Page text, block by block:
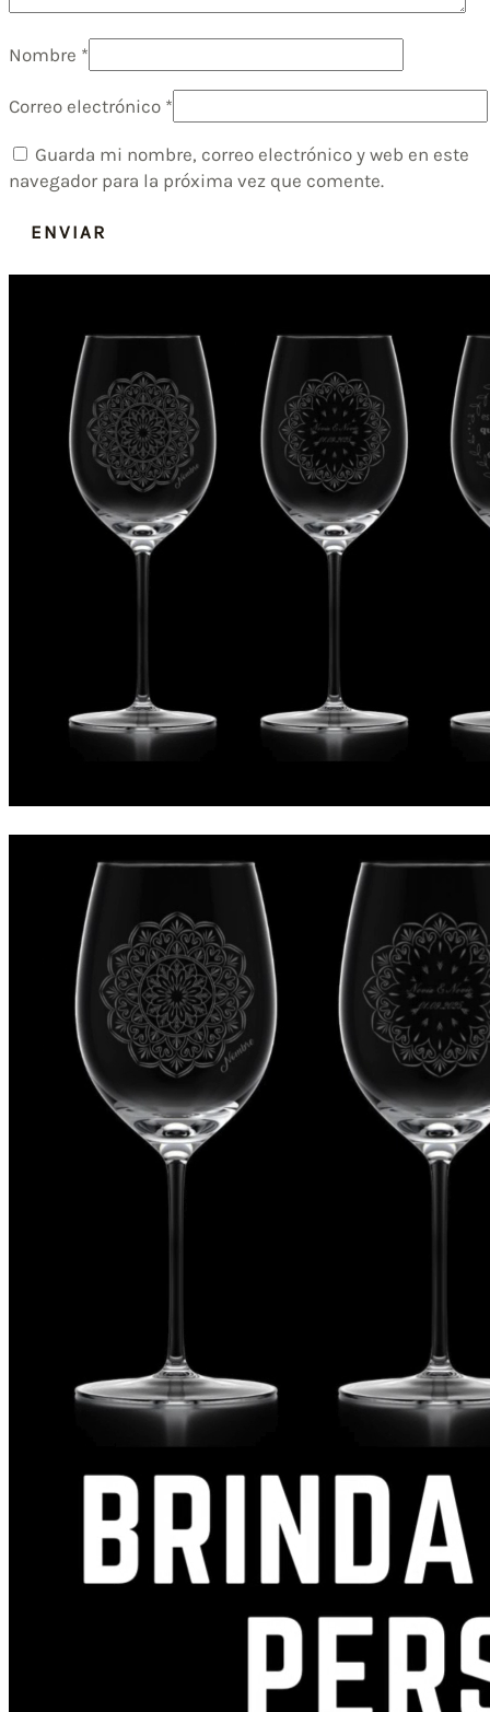
Nombre *
Correo electrónico *
Guarda mi nombre, correo electrónico y web en este
navegador para la próxima vez que comente.